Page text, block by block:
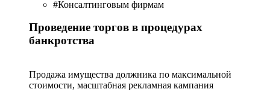
#Консалтинговым фирмам
Проведение торгов в процедурах
банкротства
Продажа имущества должника по максимальной
стоимости, масштабная рекламная кампания